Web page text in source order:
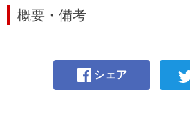
概要・備考
シェア